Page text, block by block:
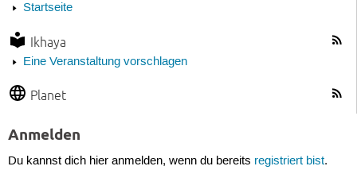
Startseite
Ikhaya
Eine Veranstaltung vorschlagen
Planet
Anmelden
Du kannst dich hier anmelden, wenn du bereits registriert bist.